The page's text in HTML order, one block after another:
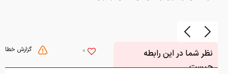
گزارش خطا 0
نظر شما در این رابطه
چیست